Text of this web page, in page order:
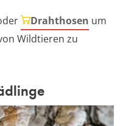
Drahthosen um
Wildtieren zu